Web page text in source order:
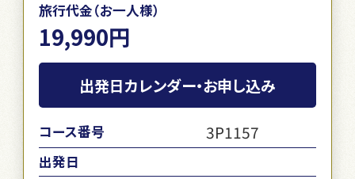
旅行代金（お一人様）
19,990円
出発日カレンダー・お申し込み
コース番号 3P1157
出発日